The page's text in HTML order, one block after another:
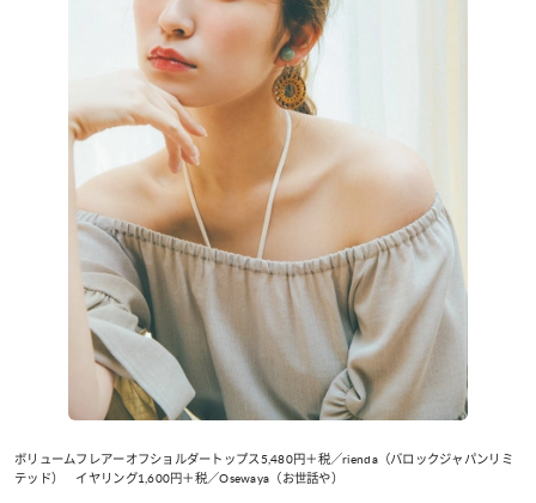
ボリュームフレアーオフショルダートップス5,480円＋税／rienda（バロックジャパンリミ
テッド） イヤリング1,600円＋税／Osewaya（お世話や）